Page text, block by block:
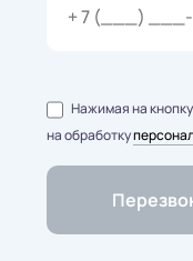
Нажимая на
на обработку